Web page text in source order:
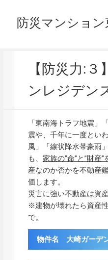
防災マンション
【防災力:
ンレジデン
「東南海トラフ地震」
震や、千年に一度とい
風」「線状降水帯豪雨
も、家族の”命”と”財産”
産なのか否かを不動産
価します。
災害に強い不動産は資
※建物が壊れたら資産
で。
物件名 大崎ガーデ